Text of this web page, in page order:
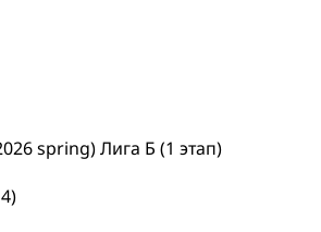
spring) Лига Б (1 этап)